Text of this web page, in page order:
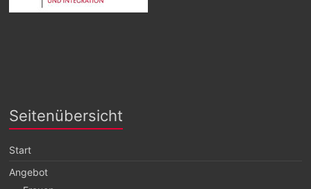
Seitenübersicht
Start
Angebot